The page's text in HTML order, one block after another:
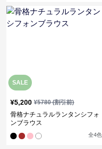
SALE
¥5,200 ¥5780(割引前)
骨格ナチュラルランタンシフォ
ンブラウス
全4色